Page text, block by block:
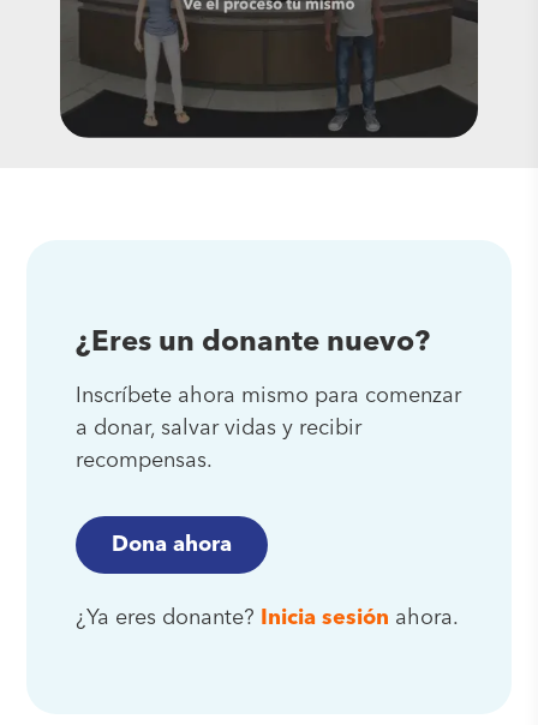
¿Eres un donante nuevo?
Inscríbete ahora mismo para comenzar
a donar, salvar vidas y recibir
recompensas.
Dona ahora
¿Ya eres donante? Inicia sesión ahora.